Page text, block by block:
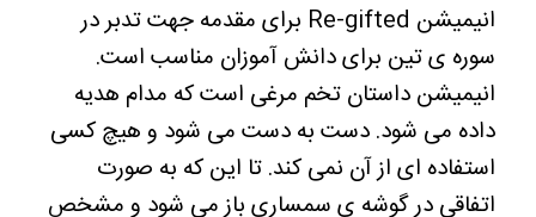
انیمیشن Re-gifted برای مقدمه جهت تدبر در
سوره ی تین برای دانش آموزان مناسب است.
انیمیشن داستان تخم مرغی است که مدام هدیه
داده می شود. دست به دست می شود و هیچ کسی
استفاده ای از آن نمی کند.تا این که به صورت
اتفاقی در گوشه ی سمساری باز می شود و مشخص